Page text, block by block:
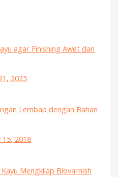
agar Finishing Awet dan
2025
Lembap dengan Bahan
2018
Mengkilap Biovarnish